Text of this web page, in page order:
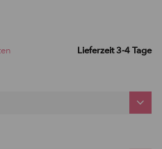
Lieferzeit 3-4 Tage